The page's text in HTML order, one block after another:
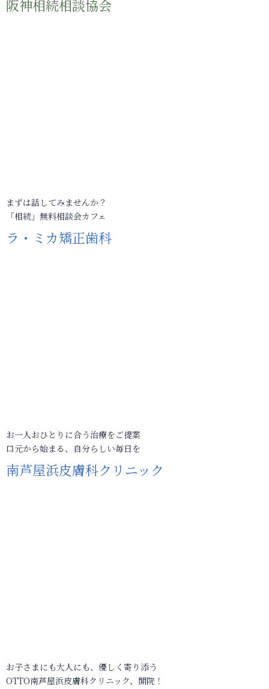
阪神相続相談協会
まずは話してみませんか？
「相続」無料相談会カフェ
ラ・ミカ矯正歯科
お一人おひとりに合う治療をご提案
口元から始まる、自分らしい毎日を
南芦屋浜皮膚科クリニック
お子さまにも大人にも、優しく寄り添う
OTTO南芦屋浜皮膚科クリニック、開院！